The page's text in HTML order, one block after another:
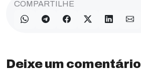
COMPARTILHE
Deixe um comentário